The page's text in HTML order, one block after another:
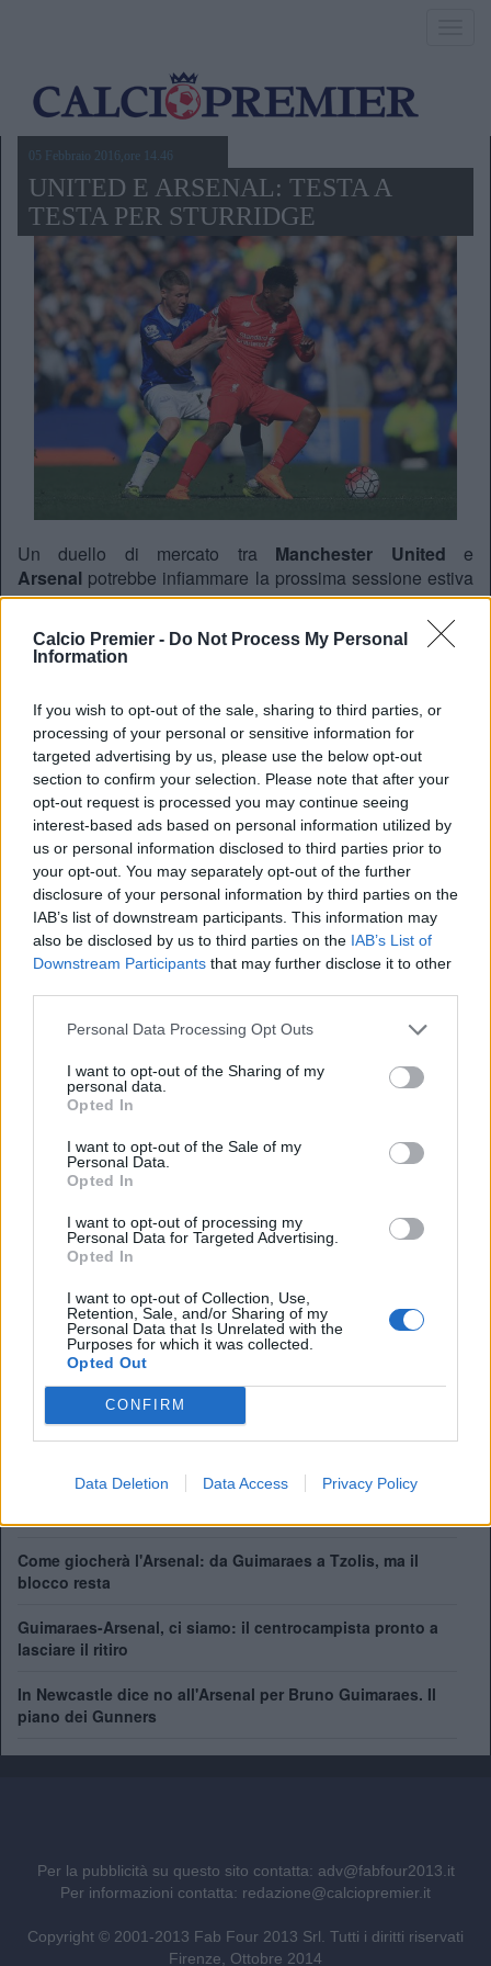
Calcio Premier - Do Not Process My Personal
Information
If you wish to opt-out of the sale, sharing to third parties, or
processing of your personal or sensitive information for
targeted advertising by us, please use the below opt-out
section to confirm your selection. Please note that after your
opt-out request is processed you may continue seeing
interest-based ads based on personal information utilized by
us or personal information disclosed to third parties prior to
your opt-out. You may separately opt-out of the further
disclosure of your personal information by third parties on the
IAB’s list of downstream participants. This information may
also be disclosed by us to third parties on the IAB’s List of
Downstream Participants that may further disclose it to other
Personal Data Processing Opt Outs
I want to opt-out of the Sharing of my
personal data.
Opted In
I want to opt-out of the Sale of my
Personal Data.
Opted In
I want to opt-out of processing my
Personal Data for Targeted Advertising.
Opted In
I want to opt-out of Collection, Use,
Retention, Sale, and/or Sharing of my
Personal Data that Is Unrelated with the
Purposes for which it was collected.
Opted Out
CONFIRM
Data Deletion Data Access Privacy Policy
05 Febbraio 2016,ore 14.46
UNITED E ARSENAL: TESTA A
TESTA PER STURRIDGE
Un duello di mercato tra Manchester United e
Arsenal potrebbe infiammare la prossima sessione estiva
di calciomercato in Inghilterra. Secondo quanto riportato in
, infatti, i due club sono vigili
sull’evoluzione della storia traDaniel Sturridge e il
L’attaccante inglese, perseguitato da guai fisici negli ultimi
tempi, è sul piede di partenza dopo i malumori e le critiche
sorte nell’ambiente in seguito ai suoi continui
stop.Sturridgepotrebbe lasciare i Redsper una cifra
vicina ai 15 milioni di sterline.
REDAZIONE
Twitter: @Calciopremier
Anno di Fondazione:
Stadio:Emirates Stadium (60.338)
Città:Londra
Presidente:Sran Kroenke
Manager: Mikel Arteta
ALBO D'ORO
FA Cup:14
League Cup:2
FA Community Shield:17
Ufficiale. l'Everton prende Norgaard dall'Arsenal. Cifre e
dettagli
Il Real Madrid rilancia per Vinicius: pronta la nuova offerta
Come giocherà l'Arsenal: da Guimaraes a Tzolis, ma il
blocco resta
Guimaraes-Arsenal, ci siamo: il centrocampista pronto a
lasciare il ritiro
In Newcastle dice no all'Arsenal per Bruno Guimaraes. Il
piano dei Gunners
Per la pubblicità su questo sito contatta: adv@fabfour2013.it
Per informazioni contatta: redazione@calciopremier.it
Copyright © 2001-2013 Fab Four 2013 Srl. Tutti i diritti riservati
Firenze, Ottobre 2014